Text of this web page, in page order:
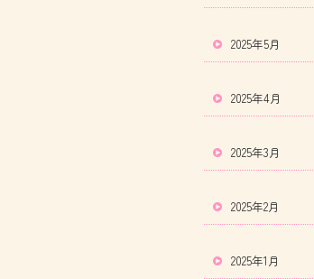
2025年5月
2025年4月
2025年3月
2025年2月
2025年1月